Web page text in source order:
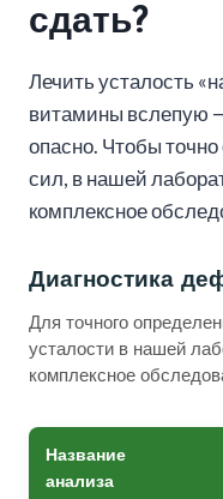
сдать?
Лечить усталость
витамины вслепую
опасно. Чтобы
сил, в нашей
комплексное
Диагностика
Для точного
усталости в нашей
комплексное
Название
анализа